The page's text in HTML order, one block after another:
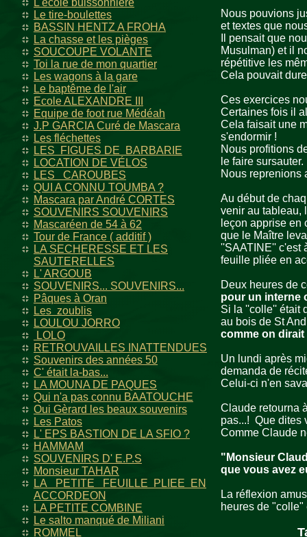
L'école buissonnière
Le tire-boulettes
BASSIN HENTZ A FROHA
La chasse et les pièges
SOUCOUPE VOLANTE
Toi la rue de mon quartier
Les wagons à la gare
Le baptême de l'air
Ecole ALEXANDRE III
Equipe de foot rue Médéah
J.P GARCIA Curé de Mascara
Les fléchettes
LES FIGUES DE BARBARIE
LOCATION DE VÉLOS
LES CAROUBES
QUI A CONNU TOUMBA ?
Mascara par André CORTES
SOUVENIRS SOUVENIRS
Mascaréen de 54 à 62
Tour de France ( additif )
LA SECHERESSE ET LES
SAUTERELLES
L' ARGOUB
SOUVENIRS... SOUVENIRS...
Pâques à Oran
Les zoublis
LOULOU JORRO
LOLO
RETROUVAILLES INATTENDUES
Souvenirs des années 50
C' était la-bas...
LA MOUNA DE PAQUES
Qui n'a pas connu BAATOUCHE
Oui Gèrard les beaux souvenirs
Les Patos
L' EPS BASTION DE LA SFIO ?
HAMMAM
SOUVENIRS D' E.P.S
Monsieur TAHAR
LA PETITE FEUILLE PLIEE EN
ACCORDEON
LA PETITE COMBINE
Le salto manqué de Miliani
ROMMEL
Nous pouvions
et textes que
Il pensait que
Musulman) et il
répétitive les
Cela pouvait
Ces exercices
Certaines fois il
Cela faisait une
s'endormir !
Nous profitions
le faire sursauter.
Nous reprenions
Au début de
venir au tableau,
leçon apprise en
que le Maître
''SAATINE'' c'est
feuille pliée en
Deux heures de
pour un interne
Si la ''colle'' était
au bois de St
comme on
Un lundi après
demanda de
Celui-ci n'en
Claude retourna
pas...! Que dites
Comme Claude
"Monsieur
que vous avez
La réflexion
heures de "colle"